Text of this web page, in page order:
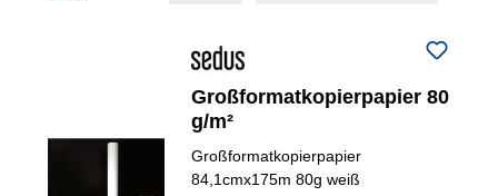
Großformatkopierpapier 80
g/m²
Großformatkopierpapier
84,1cmx175m 80g weiß